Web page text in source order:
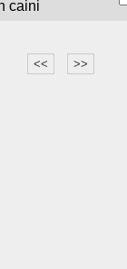
caini
<< >>